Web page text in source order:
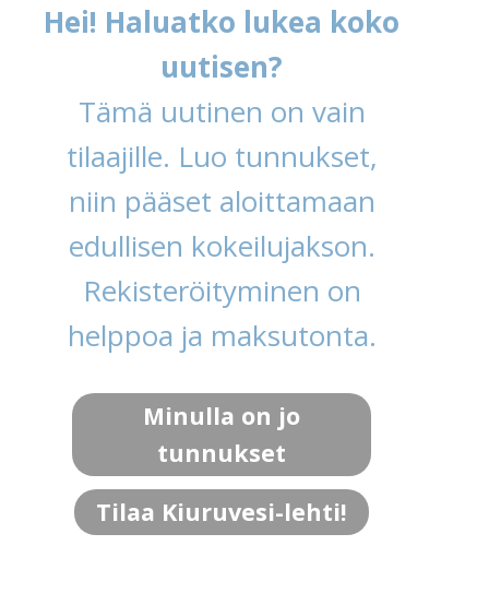
Hei! Haluatko lukea koko
uutisen?
Tämä uutinen on vain
tilaajille. Luo tunnukset,
niin pääset aloittamaan
edullisen kokeilujakson.
Rekisteröityminen on
helppoa ja maksutonta.
Minulla on jo
tunnukset
Tilaa Kiuruvesi-lehti!